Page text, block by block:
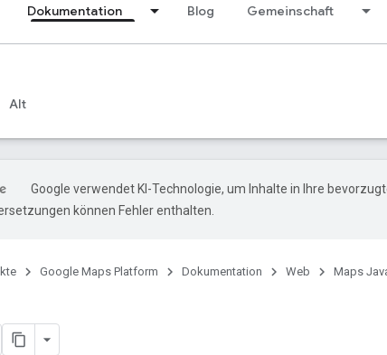
Dokumentation Blog Gemeinschaft
Alt
Google verwendet KI-Technologie, um Inhalte in Ihre
können Fehler enthalten.
Google Maps Platform Dokumentation Web
Maps